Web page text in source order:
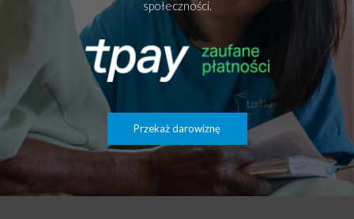
społeczności.
Przekaż darowiznę